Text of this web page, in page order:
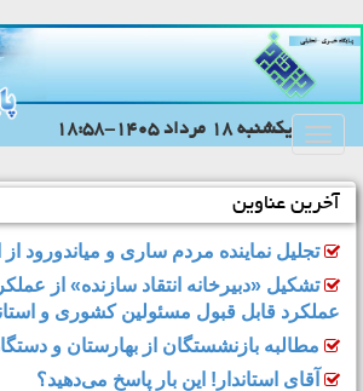
Toggleيکشنبه 18 مرداد 1405-18:58
آخرین عناوین
تجلیل نماینده مردم ساری و میاندورود از
تشکیل «دبیرخانه انتقاد سازنده» از
عملکرد قابل قبول مسئولین کشوری و استانی
مطالبه بازنشستگان از بهارستان و
آقای استاندار! این بار پاسخ می‌دهید؟